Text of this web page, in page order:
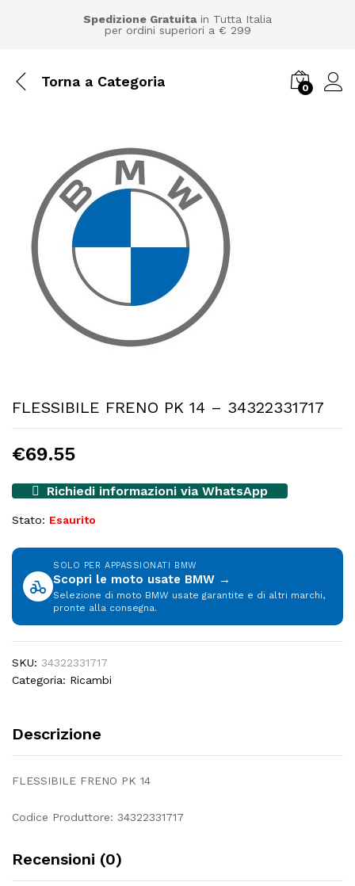
Spedizione Gratuitain Tutta Italia
per ordini superiori a € 299
Torna a Categoria 0
FLESSIBILE FRENO PK 14 – 34322331717
€69.55
Richiedi informazioni via WhatsApp
Stato: Esaurito
SOLO PER APPASSIONATI BMW
Scopri le moto usate BMW →
Selezione di moto BMW usate garantite e di altri marchi,
pronte alla consegna.
SKU: 34322331717
Categoria: Ricambi
Descrizione
FLESSIBILE FRENO PK 14
Codice Produttore: 34322331717
Recensioni (0)